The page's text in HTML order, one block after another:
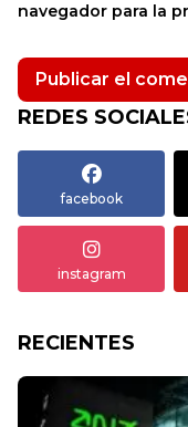
navegador para la
REDES
facebook
instagram
RECIENTES